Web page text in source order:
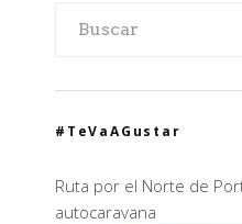
#TeVaAGustar
Ruta por el Norte de
autocaravana